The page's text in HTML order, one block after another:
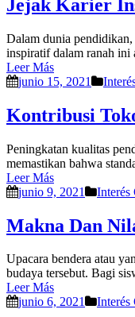
Jejak Karier
Dalam dunia
inspiratif dalam ranah ini
Leer Más
junio 15, 2021
Kontribusi
Peningkatan kualitas
memastikan bahwa
Leer Más
junio 9, 2021
Interés
Makna Dan
Upacara bendera atau
budaya tersebut. Bagi
Leer Más
junio 6, 2021
Interés